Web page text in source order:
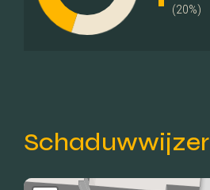
(20%)
Schaduwwijzer